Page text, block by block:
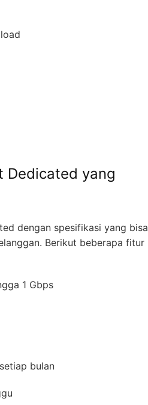
Dedicated yang
dengan spesifikasi yang bisa
Berikut beberapa fitur
1 Gbps
bulan